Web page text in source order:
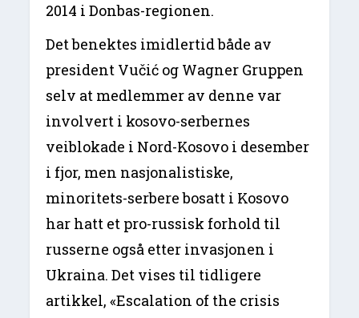
2014 i Donbas-regionen.
Det benektes imidlertid både av
president Vučić og Wagner Gruppen
selv at medlemmer av denne var
involvert i kosovo-serbernes
veiblokade i Nord-Kosovo i desember
i fjor, men nasjonalistiske,
minoritets-serbere bosatt i Kosovo
har hatt et pro-russisk forhold til
russerne også etter invasjonen i
Ukraina. Det vises til tidligere
artikkel, «Escalation of the crisis